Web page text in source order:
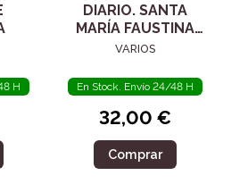
H
DIARIO. SANTA
MARÍA FAUSTINA
KOWALSKA
VARIOS
En Stock. Envío 24/48 H
32,00 €
Comprar